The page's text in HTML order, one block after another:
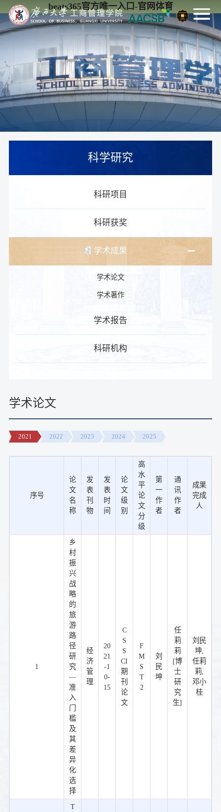
beats365官方唯一入口-官网体育
科学研究
科研项目
科研获奖
学术成果
学术论文
学术著作
学术报告
科研机构
学术论文
2021 2022 2023 2024 2025
序号
论
文
名
称
发
表
刊
物
发
表
时
间
论
文
级
别
高
水
平
论
文
分
级
第
一
作
者
通
讯
作
者
成果
完成
人
1
乡
村
振
兴
战
略
的
旅
游
路
径
研
究
—
准
入
门
槛
及
其
差
异
化
选
择
经
济
管
理
20
21
-1
0-
15
C
S
S
CI
期
刊
论
文
F
M
S
T
2
刘
民
坤
任
莉
莉
[博
士
研
究
生]
刘民
坤,
任莉
莉,
邓小
桂
T